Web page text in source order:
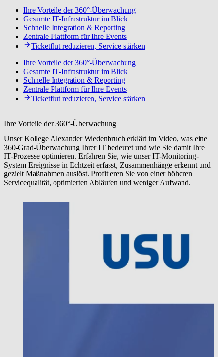
Ihre Vorteile der 360°-Überwachung
Gesamte IT-Infrastruktur im Blick
Schnelle Integration & Reporting
Zentrale Plattform für Ihre Events
Ticketflut reduzieren, Service stärken
Ihre Vorteile der 360°-Überwachung
Gesamte IT-Infrastruktur im Blick
Schnelle Integration & Reporting
Zentrale Plattform für Ihre Events
Ticketflut reduzieren, Service stärken
Ihre Vorteile der 360°-Überwachung
Unser Kollege Alexander Wiedenbruch erklärt im Video, was eine
360-Grad-Überwachung Ihrer IT bedeutet und wie Sie damit Ihre
IT-Prozesse optimieren. Erfahren Sie, wie unser IT-Monitoring-
System Ereignisse in Echtzeit erfasst, Zusammenhänge erkennt und
gezielt Maßnahmen auslöst. Profitieren Sie von einer höheren
Servicequalität, optimierten Abläufen und weniger Aufwand.